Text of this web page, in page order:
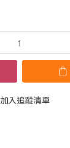
加入追蹤清單